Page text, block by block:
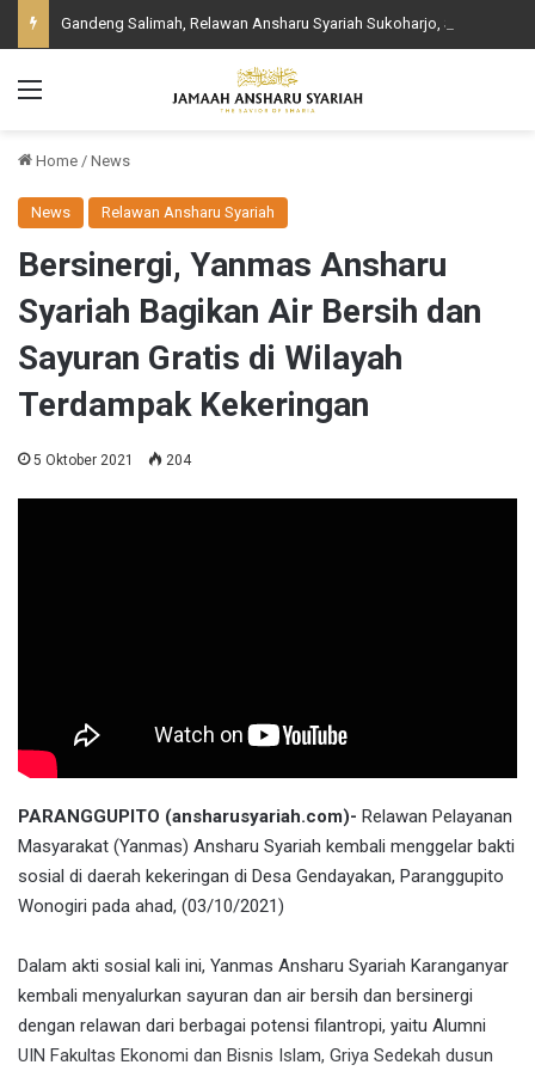
Home / News
News Relawan Ansharu Syariah
Bersinergi, Yanmas Ansharu
Syariah Bagikan Air Bersih dan
Sayuran Gratis di Wilayah
Terdampak Kekeringan
5 Oktober 2021 204
PARANGGUPITO (ansharusyariah.com)- Relawan Pelayanan
Masyarakat (Yanmas) Ansharu Syariah kembali menggelar bakti
sosial di daerah kekeringan di Desa Gendayakan, Paranggupito
Wonogiri pada ahad, (03/10/2021)
Dalam akti sosial kali ini, Yanmas Ansharu Syariah Karanganyar
kembali menyalurkan sayuran dan air bersih dan bersinergi
dengan relawan dari berbagai potensi filantropi, yaitu Alumni
UIN Fakultas Ekonomi dan Bisnis Islam, Griya Sedekah dusun